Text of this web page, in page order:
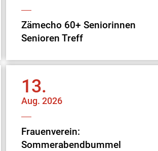
Zämecho 60+ Seniorinnen
Senioren Treff
13.
Aug. 2026
Frauenverein:
Sommerabendbummel